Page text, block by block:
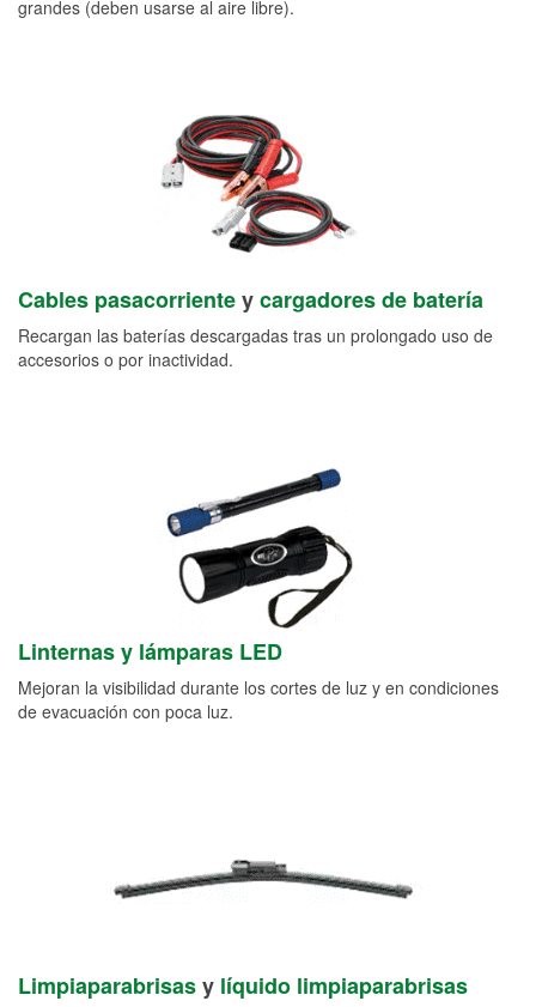
grandes (deben usarse al aire libre).
Cables pasacorrienteycargadores de batería
Recargan las baterías descargadas tras un prolongado uso de
accesorios o por inactividad.
Linternas y lámparas LED
Mejoran la visibilidad durante los cortes de luz y en condiciones
de evacuación con poca luz.
Limpiaparabrisasy líquido limpiaparabrisas